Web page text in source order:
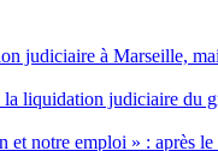
judiciaire à Marseille,
liquidation judiciaire du
notre emploi » : après